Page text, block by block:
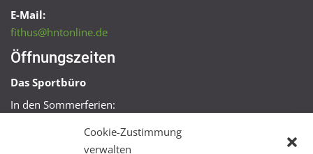
Cookie-Zustimmung
verwalten
E-Mail:
fithus@hntonline.de
Öffnungszeiten
Das Sportbüro
In den Sommerferien:
Mo + Mi 16:00 – 18:00 Uhr